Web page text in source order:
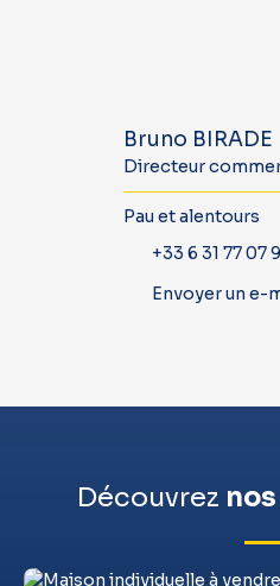
Bruno BIRADE
Directeur
Pau et alentours
+33 6 31 77 07
Envoyer un e-
Découvrez